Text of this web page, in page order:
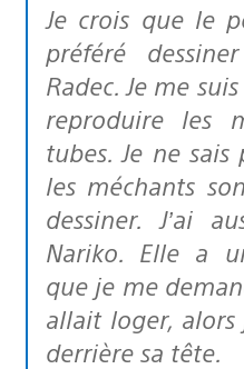
Je crois que le personnage que j’ai
préféré
Radec. Je me
reproduire les
tubes. Je ne
les méchants
dessiner. J’ai
Nariko. Elle a
que je me
allait loger,
derrière sa tête.